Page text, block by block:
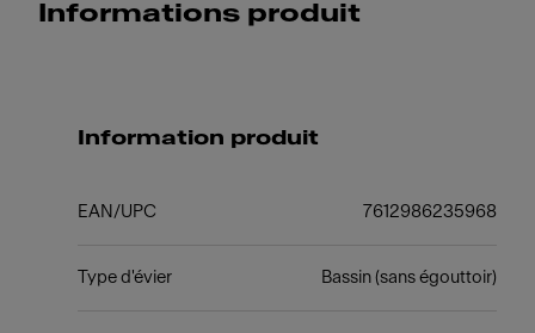
Informations produit
Information produit
EAN/UPC 7612986235968
Type d'évier Bassin (sans égouttoir)